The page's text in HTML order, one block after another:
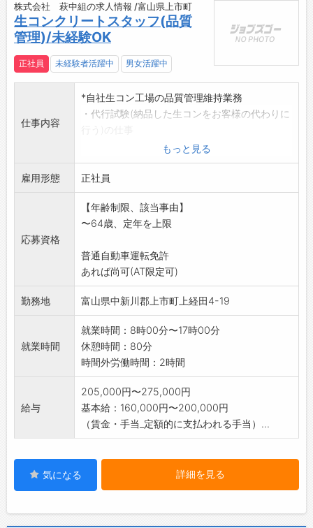
株式会社 萩中組の求人情報 /富山県上市町
生コンクリートスタッフ(品質
管理)/未経験OK
正社員 未経験者活躍中 男女活躍中
仕事内容
*自社生コン工場の品質管理維持業務
・代行試験(納品した生コンをお客様の代わりに
・データ整理の仕事
仕事内容は丁寧に教えますので、未経験の方
も安心して
業務を行うことができます。
作業服は支給いたします。
【変更範囲:変更なし】
状」の交付を受けてく
ださい。
もっと見る
雇用形態 正社員
応募資格
【年齢制限、該当事由】
〜64歳、定年を上限
普通自動車運転免許
あれば尚可(AT限定可)
勤務地 富山県中新川郡上市町上経田4-19
就業時間
就業時間：8時00分〜17時00分
休憩時間：80分
時間外労働時間：2時間
給与
205,000円〜275,000円
基本給：160,000円〜200,000円
（賃金・手当_定額的に支払われる手当）...
気になる 詳細を見る